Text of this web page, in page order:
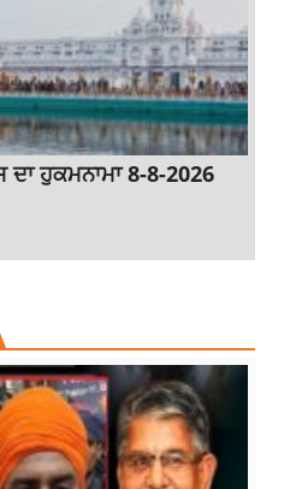
ਹੁਕਮਨਾਮਾ 8-8-2026